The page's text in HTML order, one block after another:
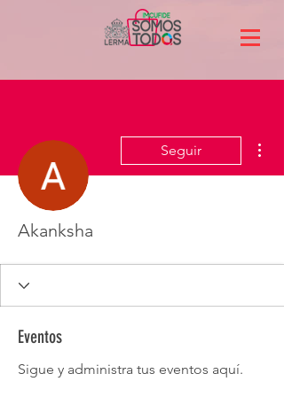
Seguir
Akanksha
Eventos
Sigue y administra tus eventos aquí.